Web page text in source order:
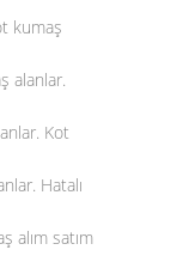
kumaş
alanlar.
Kot
Hatalı
alım satım